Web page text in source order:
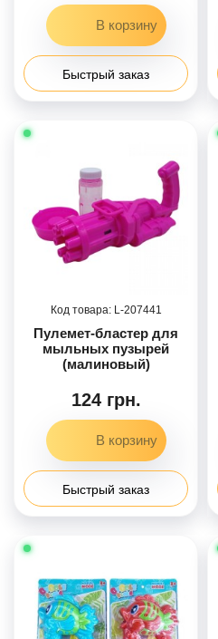
Быстрый заказ
207441
Пулемет-бластер для
мыльных пузырей
(малиновый)
124 грн.
Быстрый заказ